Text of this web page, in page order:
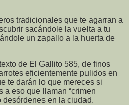
tradicionales que te agarran a
sacándole la vuelta a tu
un zapallo a la huerta de
de El Gallito 585, de finos
eficientemente pulidos en
te darán lo que mereces si
a eso que llaman “crimen
desórdenes en la ciudad.